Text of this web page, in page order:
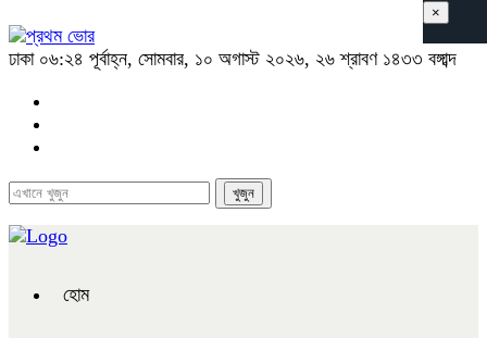
ঢাকা ০৬:২৪ পূর্বাহ্ন, সোমবার, ১০ অগাস্ট ২০২৬, ২৬ শ্রাবণ ১৪৩৩ বঙ্গাব্দ
হোম
×